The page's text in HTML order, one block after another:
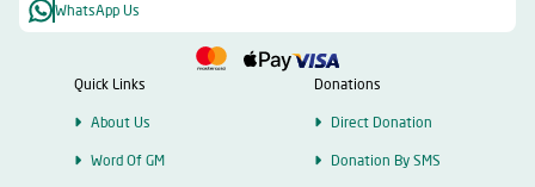
WhatsApp Us
Quick Links
About Us
Word Of GM
Donations
Direct Donation
Donation By SMS